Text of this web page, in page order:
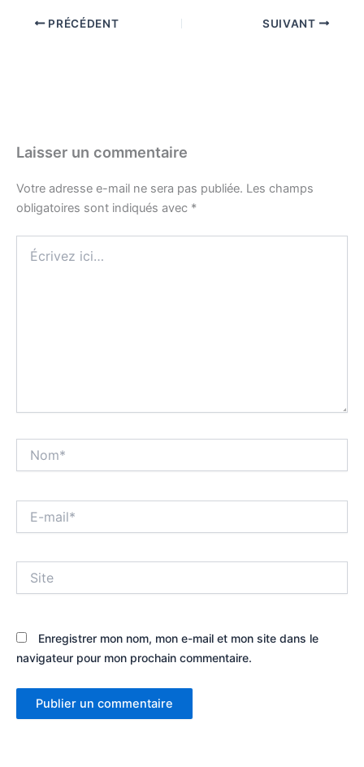
PRÉCÉDENT SUIVANT
Laisser un commentaire
Votre adresse e-mail ne sera pas publiée. Les champs
obligatoires sont indiqués avec *
ici…
mail*
Enregistrer mon nom, mon e-mail et mon site dans le
navigateur pour mon prochain commentaire.